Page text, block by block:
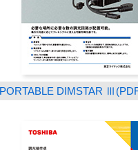
PORTABLE DIMSTAR